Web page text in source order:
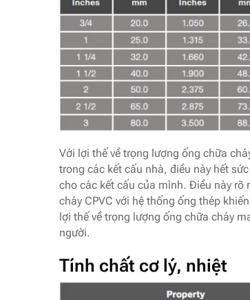
Với lợi thế về trọng lượng ống chữa
trong các kết cấu nhà, điều này hết
cho các kết cấu của mình. Điều này
cháy CPVC với hệ thống ống thép
lợi thế về trọng lượng ống chữa cháy
người.
Tính chất cơ lý, nhiệt